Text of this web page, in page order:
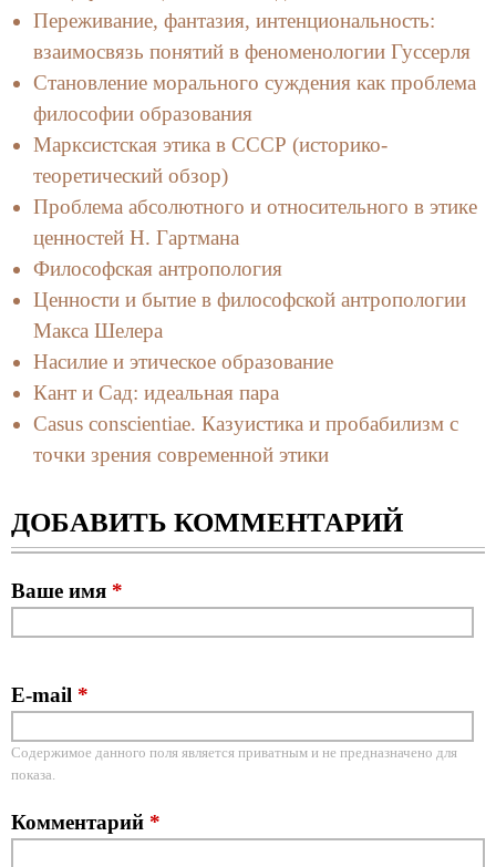
Переживание, фантазия, интенциональность:
взаимосвязь понятий в феноменологии Гуссерля
Становление морального суждения как проблема
философии образования
Марксистская этика в СССР (историко-
теоретический обзор)
Проблема абсолютного и относительного в этике
ценностей Н. Гартмана
Философская антропология
Ценности и бытие в философской антропологии
Макса Шелера
Насилие и этическое образование
Кант и Сад: идеальная пара
Casus conscientiae. Казуистика и пробабилизм с
точки зрения современной этики
ДОБАВИТЬ КОММЕНТАРИЙ
Ваше имя *
E-mail *
Содержимое данного поля является приватным и не предназначено для
показа.
Комментарий *